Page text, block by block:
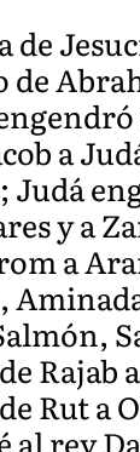
de
de
a
Judá
y a
a
Rajab
Rut a
al rey